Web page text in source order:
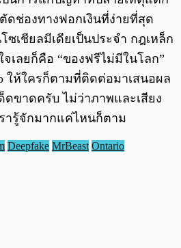
ดช่องทางฟอกเงินที่ง่ายที่สุด
ซเชียลมีเดียเป็นประจำ กฎเหล็ก
เลยก็คือ “ของฟรีไม่มีในโลก”
ให้ใครก็ตามที่ติดต่อมาเสนอผล
ขาดครับ ไม่ว่าภาพและเสียง
ารู้จักมากแค่ไหนก็ตาม
Deepfake MrBeast Ontario